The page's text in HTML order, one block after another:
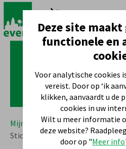
Mijn gemeente Wonen in
Sticker brandweermannen
Deze site
functionele en
Voor analytische cookies
vereist. Door op ‘ik
klikken, aanvaardt u de
cookies in uw
Wilt u meer informatie
deze website?
door op "Meer info